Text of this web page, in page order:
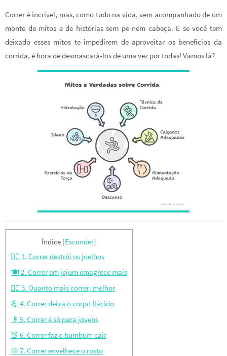
b
o
o
tt
er
er
es
t
at
sA
p
p
ar
e
Correr é incrível, mas, como tudo na vida, vem acompanhado de um
monte de mitos e de histórias sem pé nem cabeça. E se você tem
deixado esses mitos te impedirem de aproveitar os benefícios da
corrida, é hora de desmascará-los de uma vez por todas! Vamos lá?
Índice [Esconder]
🏃‍♂️ 1. Correr destrói os joelhos
🍽️ 2. Correr em jejum emagrece mais
🏃‍♀️ 3. Quanto mais correr, melhor
💪 4. Correr deixa o corpo flácido
👴 5. Correr é só para jovens
🍑 6. Correr faz o bumbum cair
🌞 7. Correr envelhece o rosto